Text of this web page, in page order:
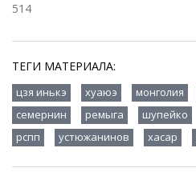
514
ТЕГИ МАТЕРИАЛА:
цзя инькэ хуаюэ монголия
семернин ремыга шупейко
рспп устюжанинов хасар